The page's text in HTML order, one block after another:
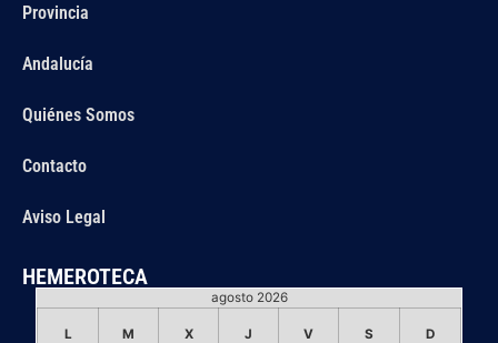
Provincia
Andalucía
Quiénes Somos
Contacto
Aviso Legal
HEMEROTECA
agosto 2026
L M X J V S D